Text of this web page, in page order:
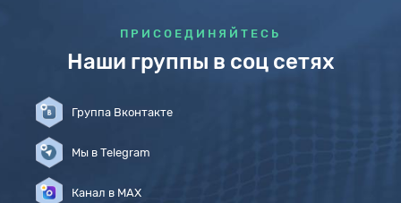
ПРИСОЕДИНЯЙТЕСЬ
Наши группы в соц сетях
Группа Вконтакте
Мы в Telegram
Канал в MAX